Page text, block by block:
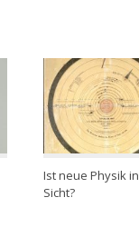
Ist neue Physik in
Sicht?